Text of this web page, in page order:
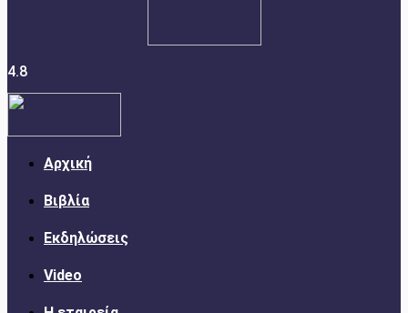
4.8
Αρχική
Βιβλία
Εκδηλώσεις
Video